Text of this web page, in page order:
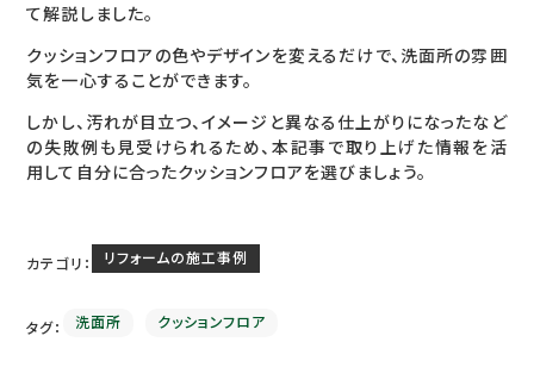
て解説しました。
クッションフロアの色やデザインを変えるだけで、洗面所の雰囲
気を一心することができます。
しかし、汚れが目立つ、イメージと異なる仕上がりになったなど
の失敗例も見受けられるため、本記事で取り上げた情報を活
用して自分に合ったクッションフロアを選びましょう。
カテゴリ： リフォームの施工事例
タグ： 洗面所 クッションフロア